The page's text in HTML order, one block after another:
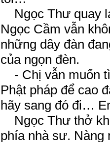
Ngọc Thư quay
Ngọc Cầm vẫn
những dây đàn
của ngọn đèn.
- Chị vẫn muốn
Phật pháp để cao
hãy sang đó đi…
Ngọc Thư thở
phía nhà sư. Nàng